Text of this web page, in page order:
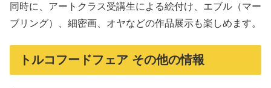
同時に、アートクラス受講生による絵付け、エブル（マー
ブリング）、細密画、オヤなどの作品展示も楽しめます。
トルコフードフェア その他の情報